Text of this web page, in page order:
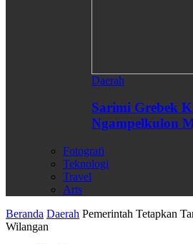
Daerah
Sarimi Grebek
Ngampelkulon
Fotografi
Teknologi
Travel
Arts
Beranda Daerah Pemerintah Tetapkan
Wilangan